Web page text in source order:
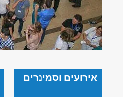
אירועים וסמינרים